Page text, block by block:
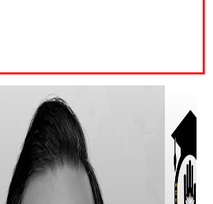
প্রতি অসম্মান কোনোভাবেই কাম্য নয়